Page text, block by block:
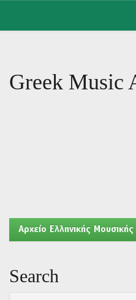
Greek Music
Aρχείο Ελληνικής Μουσικής
Search